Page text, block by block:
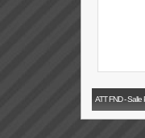
ATT FND -